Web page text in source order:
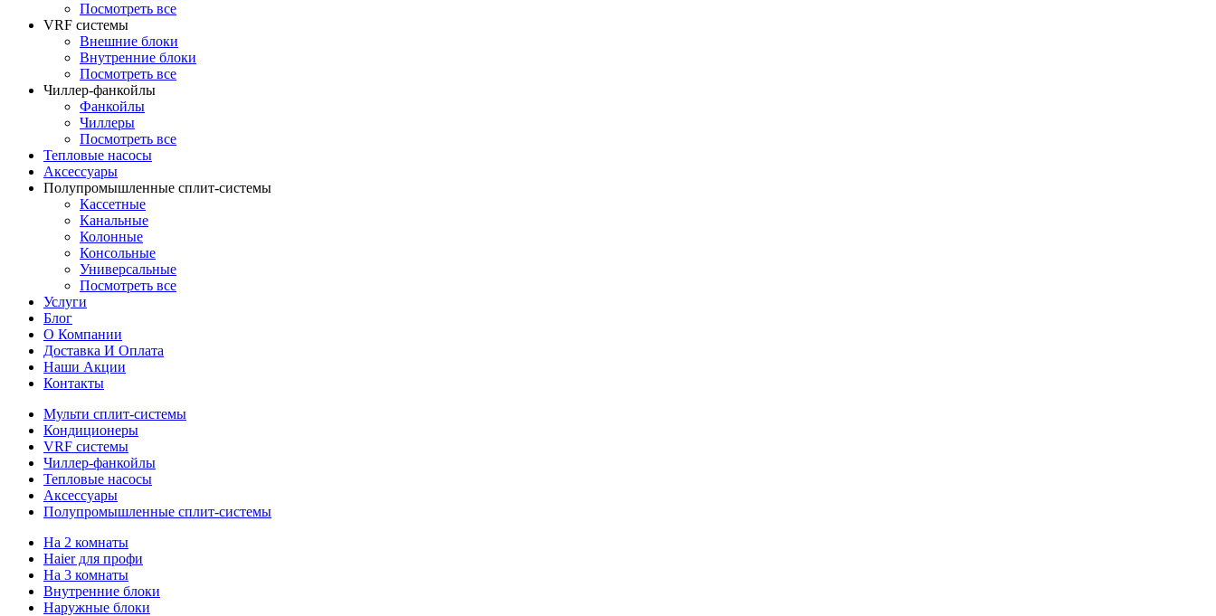
Посмотреть все
VRF системы
Внешние блоки
Внутренние блоки
Посмотреть все
Чиллер-фанкойлы
Фанкойлы
Чиллеры
Посмотреть все
Тепловые насосы
Аксессуары
Полупромышленные сплит-системы
Кассетные
Канальные
Колонные
Консольные
Универсальные
Посмотреть все
Услуги
Блог
О Компании
Доставка И Оплата
Наши Акции
Контакты
Мульти сплит-системы
Кондиционеры
VRF системы
Чиллер-фанкойлы
Тепловые насосы
Аксессуары
Полупромышленные сплит-системы
На 2 комнаты
Haier для профи
На 3 комнаты
Внутренние блоки
Наружные блоки